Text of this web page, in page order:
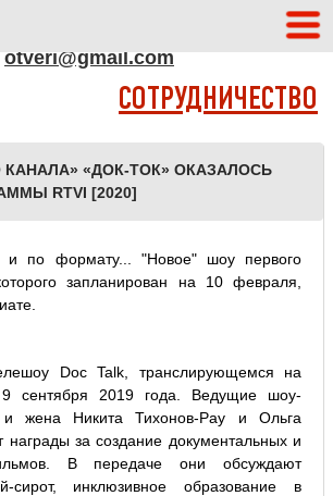
otveri@gmail.com
СОТРУДНИЧЕСТВО
«ДОК-ТОК» ОКАЗАЛОСЬ
RTVI [2020]
по формату... "Новое" шоу первого
запланирован на 10 февраля,
Doc Talk, транслирующемся на
сентября 2019 года. Ведущие шоу-
жена Никита Тихонов-Рау и Ольга
награды за создание документальных и
В передаче они обсуждают
сирот, инклюзивное образование в